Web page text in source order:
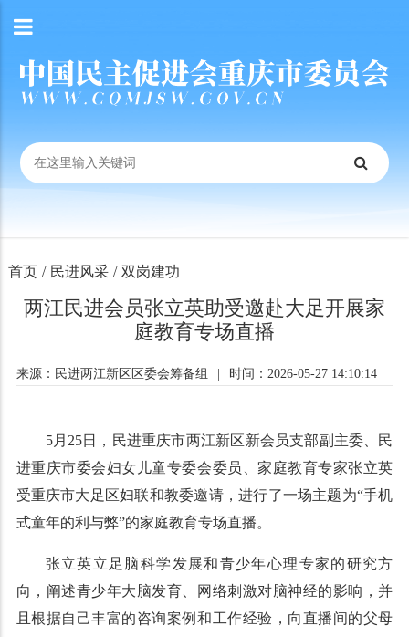
首页 / 民进风采 / 双岗建功
两江民进会员张立英助受邀赴大足开展家
庭教育专场直播
来源：民进两江新区区委会筹备组 时间：2026-05-27 14:10:14
5月25日，民进重庆市两江新区新会员支部副主委、民
进重庆市委会妇女儿童专委会委员、家庭教育专家张立英
受重庆市大足区妇联和教委邀请，进行了一场主题为“手机
式童年的利与弊”的家庭教育专场直播。
张立英立足脑科学发展和青少年心理专家的研究方
向，阐述青少年大脑发育、网络刺激对脑神经的影响，并
且根据自己丰富的咨询案例和工作经验，向直播间的父母